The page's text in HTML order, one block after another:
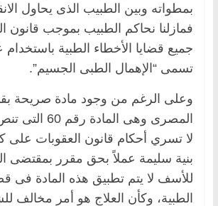
بمطواته وبين الطبيب الذى يحاول
فمازلنا نحاكم الطبيب بموجب قانون
جميع قضايا الأخطاء الطبية
تسمى “الإهمال الطبى الجسيم”.
وعلى الرغم من وجود مادة صريحة
المصرى وهى
لا تسري أحكام قانون العقوبات
بنية سليمة عملاً بحق مقرر بمقتضى
للأسف لا يتم تطبيق هذه المادة فى
الطبية، وكأن العلاج هو أمر مخالف